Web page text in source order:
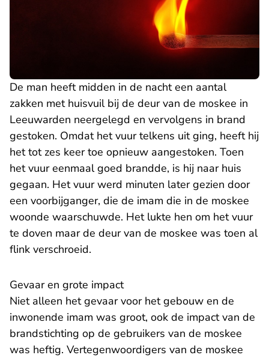
De man heeft midden in de nacht een aantal
zakken met huisvuil bij de deur van de moskee in
Leeuwarden neergelegd en vervolgens in brand
gestoken. Omdat het vuur telkens uit ging, heeft hij
het tot zes keer toe opnieuw aangestoken. Toen
het vuur eenmaal goed brandde, is hij naar huis
gegaan. Het vuur werd minuten later gezien door
een voorbijganger, die de imam die in de moskee
woonde waarschuwde. Het lukte hen om het vuur
te doven maar de deur van de moskee was toen al
flink verschroeid.
Gevaar en grote impact
Niet alleen het gevaar voor het gebouw en de
inwonende imam was groot, ook de impact van de
brandstichting op de gebruikers van de moskee
was heftig. Vertegenwoordigers van de moskee